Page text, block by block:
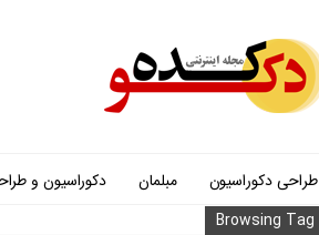
طراحی دکوراسیون مبلمان دکوراسیون و
Browsing Tag